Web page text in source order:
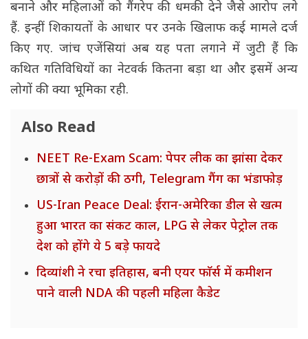
बनाने और महिलाओं को गैंगरेप की धमकी देने जैसे आरोप लगे
हैं. इन्हीं शिकायतों के आधार पर उनके खिलाफ कई मामले दर्ज
किए गए. जांच एजेंसियां अब यह पता लगाने में जुटी हैं कि
कथित गतिविधियों का नेटवर्क कितना बड़ा था और इसमें अन्य
लोगों की क्या भूमिका रही.
Also Read
NEET Re-Exam Scam: पेपर लीक का झांसा देकर
छात्रों से करोड़ों की ठगी, Telegram गैंग का भंडाफोड़
US-Iran Peace Deal: ईरान-अमेरिका डील से खत्म
हुआ भारत का संकट काल, LPG से लेकर पेट्रोल तक
देश को होंगे ये 5 बड़े फायदे
दिव्यांशी ने रचा इतिहास, बनी एयर फाॅर्स में कमीशन
पाने वाली NDA की पहली महिला कैडेट